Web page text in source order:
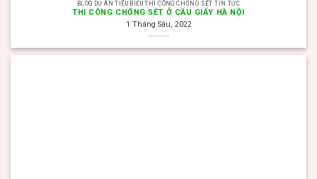
BLOG DỰ ÁN TIÊU BIỂU THI CÔNG CHỐNG SÉT TIN TỨC
THI CÔNG CHỐNG SÉT Ở CẦU GIẤY HÀ NỘI
1 Tháng Sáu, 2022